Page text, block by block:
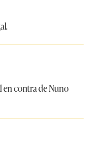
en contra de Nuno